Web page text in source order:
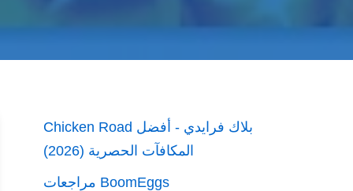
Chicken Road بلاك فرايدي - أفضل
المكافآت الحصرية (2026)
مراجعات BoomEggs